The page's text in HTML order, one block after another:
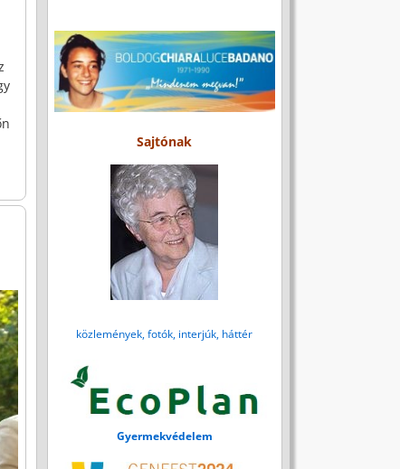
Sajtónak
közlemények, fotók, interjúk, háttér
Gyermekvédelem